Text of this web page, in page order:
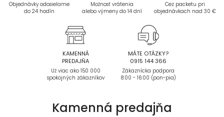
Objednávky odosielame
do 24 hodín
Možnosť vrátenia
alebo výmeny do 14 dní
Cez packetu pri
objednávkach nad 30 €
KAMENNÁ
PREDAJŇA
Už viac ako 150 000
spokojných zákazníkov
MÁTE OTÁZKY?
0915 144 366
Zákaznícka podpora
8:00 - 16:00 (pon-pia)
Kamenná predajňa